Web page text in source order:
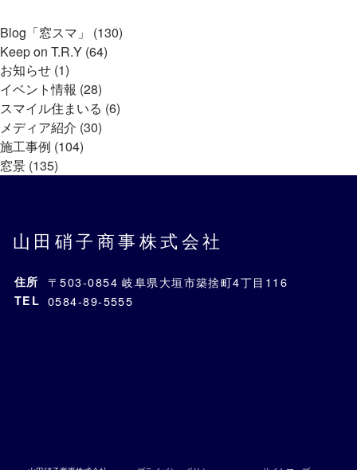
Blog「窓スマ」 (130)
Keep on T.R.Y (64)
お知らせ (1)
イベント情報 (28)
スマイル住まいる (6)
メディア紹介 (30)
施工事例 (104)
窓景 (135)
山田硝子商事株式会社
住所 〒503-0854 岐阜県大垣市築捨町4丁目116
TEL 0584-89-5555